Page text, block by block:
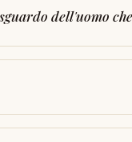
dell'uomo